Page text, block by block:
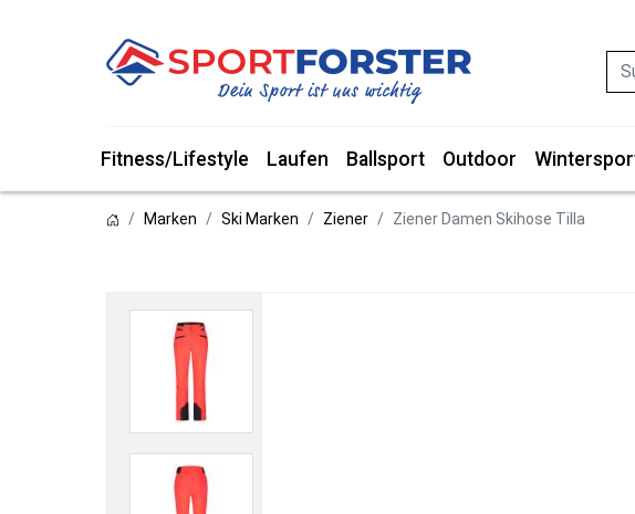
Fitness/Lifestyle Laufen Ballsport Outdoor
Marken Ski Marken Ziener Ziener Damen Skihose Tilla